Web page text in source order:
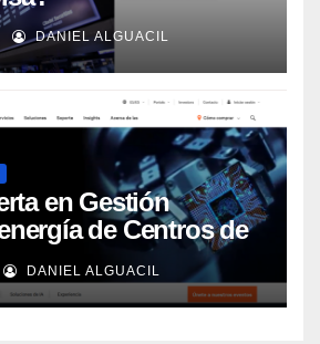
DANIEL ALGUACIL
en Gestión
de Centros de
su crecimiento
DANIEL ALGUACIL